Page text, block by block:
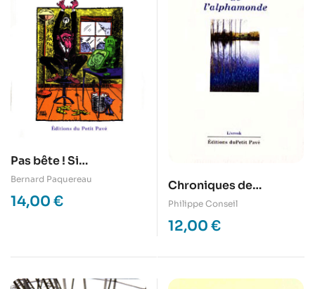
Pas bête ! Si
l’orthographe m’était
contée
Bernard Paquereau
14,00 €
Chroniques de
l’alphamonde
Philippe Conseil
12,00 €